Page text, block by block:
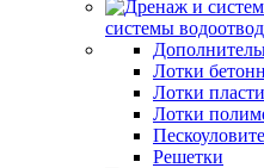
системы
Лотки
Лотки
Лотки
Решетки